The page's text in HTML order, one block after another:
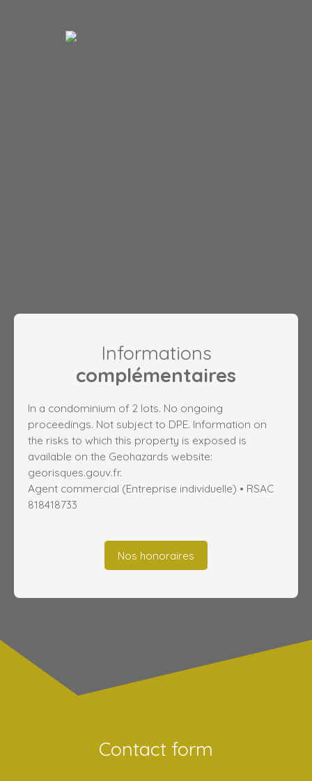
Informations
complémentaires
In a condominium of 2 lots. No ongoing
proceedings. Not subject to DPE. Information on
the risks to which this property is exposed is
available on the Geohazards website:
georisques.gouv.fr.
Agent commercial (Entreprise individuelle) • RSAC
818418733
Nos honoraires
Contact form